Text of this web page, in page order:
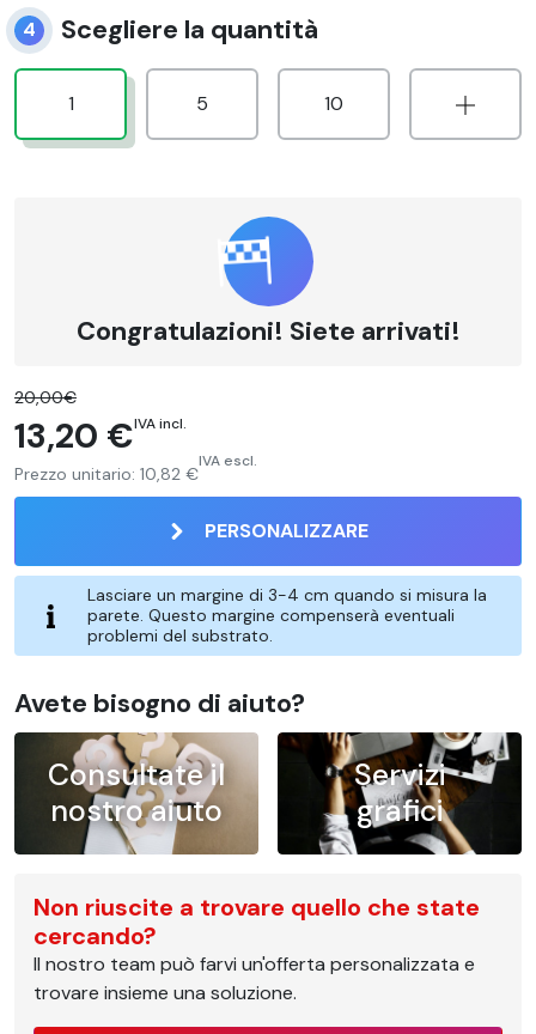
4 Scegliere la quantità
1 5 10
Congratulazioni! Siete arrivati!
20,00€
13,20 €IVA incl.
Prezzo unitario: 10,82 €
IVA escl.
PERSONALIZZARE
Lasciare un margine di 3-4 cm quando si misura la
parete. Questo margine compenserà eventuali
problemi del substrato.
Avete bisogno di aiuto?
Consultate il
nostro aiuto
Servizi
grafici
Non riuscite a trovare quello che state
cercando?
Il nostro team può farvi un'offerta personalizzata e
trovare insieme una soluzione.